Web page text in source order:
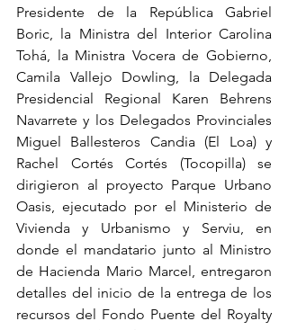
Presidente de la República Gabriel
Boric, la Ministra del Interior Carolina
Tohá, la Ministra Vocera de Gobierno,
Camila Vallejo Dowling, la Delegada
Presidencial Regional Karen Behrens
Navarrete y los Delegados Provinciales
Miguel Ballesteros Candia (El Loa) y
Rachel Cortés Cortés (Tocopilla) se
dirigieron al proyecto Parque Urbano
Oasis, ejecutado por el Ministerio de
Vivienda y Urbanismo y Serviu, en
donde el mandatario junto al Ministro
de Hacienda Mario Marcel, entregaron
detalles del inicio de la entrega de los
recursos del Fondo Puente del Royalty